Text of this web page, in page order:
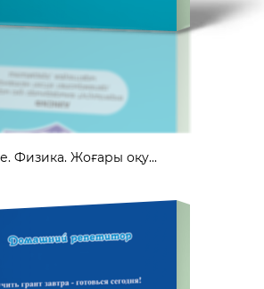
Физика. Жоғары оқу...